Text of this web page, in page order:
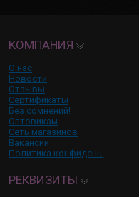
КОМПАНИЯ
О нас
Новости
Отзывы
Сертификаты
Без сомнений!
Оптовикам
Сеть магазинов
Вакансии
Политика конфиденц.
РЕКВИЗИТЫ